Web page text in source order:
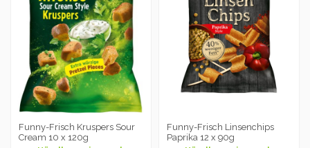
Funny-Frisch Kruspers Sour
Cream 10 x 120g
Funny-Frisch Linsenchips
Paprika 12 x 90g